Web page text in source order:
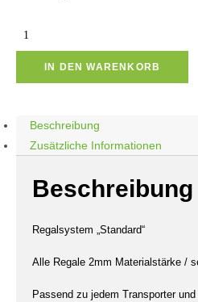
IN DEN WARENKORB
Beschreibung
Zusätzliche Informationen
Beschreibung
Regalsystem „Standard“
Alle Regale 2mm Materialstärke /
Passend zu jedem Transporter